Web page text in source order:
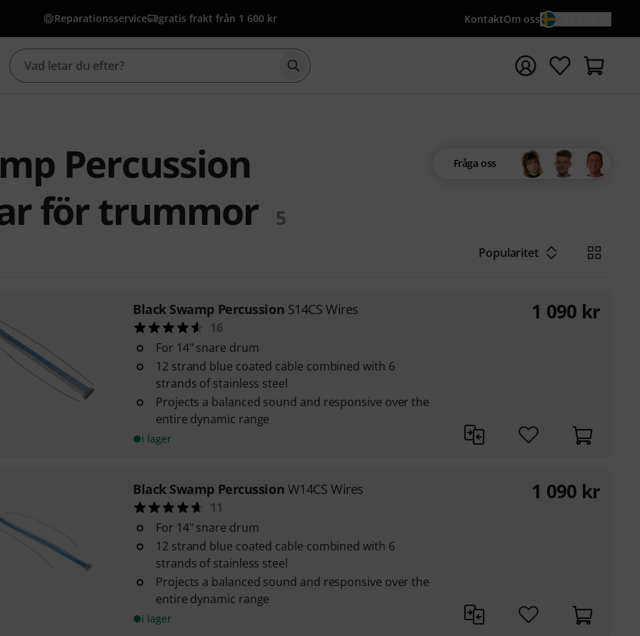
Reparationsservice gratis frakt från 1 600 kr KontaktOm oss
Börja sökningen med söktermen {searchTerm}
Percussion
för trummor
5
Fråga oss
Popularitet
Black Swamp Percussion S14CS Wires
16
For 14" snare drum
12 strand blue coated cable combined with 6
strands of stainless steel
Projects a balanced sound and responsive over the
entire dynamic range
i lager
1 090 kr
Black Swamp Percussion W14CS Wires
11
For 14" snare drum
12 strand blue coated cable combined with 6
strands of stainless steel
Projects a balanced sound and responsive over the
entire dynamic range
i lager
1 090 kr